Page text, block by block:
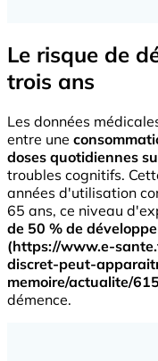
Le risque de
trois ans
Les données
entre une
doses quotidiennes
troubles cognitifs.
années d'utilisation
65 ans, ce niveau
de 50 % de
(https://www.e-
discret-peut-
memoire/actualite/
démence.